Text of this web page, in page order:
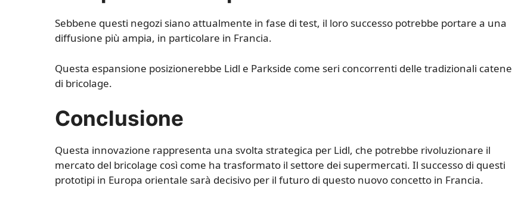
Sebbene questi negozi siano attualmente in fase di test, il loro successo potrebbe portare a una
diffusione più ampia, in particolare in Francia.
Questa espansione posizionerebbe Lidl e Parkside come seri concorrenti delle tradizionali catene
di bricolage.
Conclusione
Questa innovazione rappresenta una svolta strategica per Lidl, che potrebbe rivoluzionare il
mercato del bricolage così come ha trasformato il settore dei supermercati. Il successo di questi
prototipi in Europa orientale sarà decisivo per il futuro di questo nuovo concetto in Francia.